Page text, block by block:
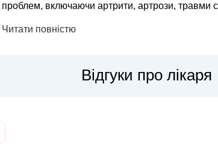
проблем, включаючи артрити, артрози, травми
(медикаментозна т...
Читати повністю
Відгуки про лікаря